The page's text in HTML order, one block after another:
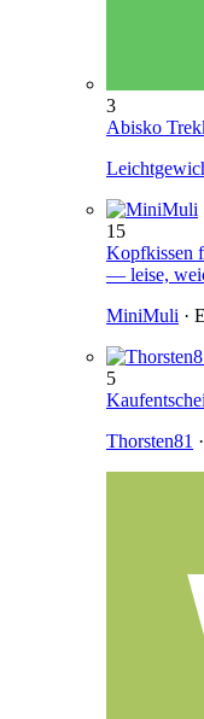
3
Abisko
15
Kopfkissen
— leise,
MiniMuli ·
5
Thorsten81